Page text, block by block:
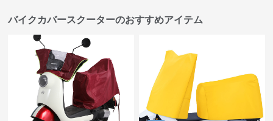
バイクカバースクーターのおすすめアイテム